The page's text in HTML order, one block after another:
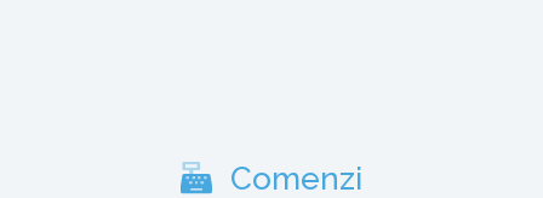
Comenzi